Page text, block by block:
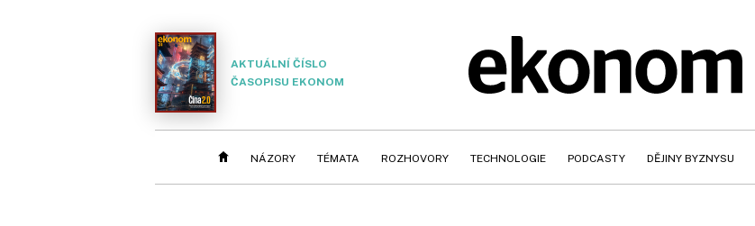
AKTUÁLNÍ ČÍSLO
ČASOPISU EKONOM
NÁZORY TÉMATA ROZHOVORY TECHNOLOGIE PODCASTY DĚJINY BYZNYSU